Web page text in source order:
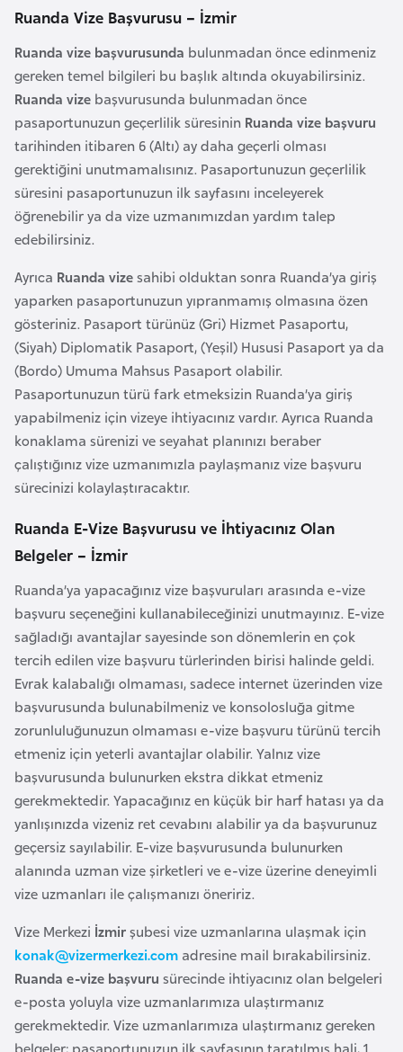
Ruanda Vize Başvurusu – İzmir
Ruanda vize başvurusunda bulunmadan önce edinmeniz
gereken temel bilgileri bu başlık altında okuyabilirsiniz.
Ruanda vize başvurusunda bulunmadan önce
pasaportunuzun geçerlilik süresinin Ruanda vize başvuru
tarihinden itibaren 6 (Altı) ay daha geçerli olması
gerektiğini unutmamalısınız. Pasaportunuzun geçerlilik
süresini pasaportunuzun ilk sayfasını inceleyerek
öğrenebilir ya da vize uzmanımızdan yardım talep
edebilirsiniz.
Ayrıca Ruanda vizesahibi olduktan sonra Ruanda’ya giriş
yaparken pasaportunuzun yıpranmamış olmasına özen
gösteriniz. Pasaport türünüz (Gri) Hizmet Pasaportu,
(Siyah) Diplomatik Pasaport, (Yeşil) Hususi Pasaport ya da
(Bordo) Umuma Mahsus Pasaport olabilir.
Pasaportunuzun türü fark etmeksizin Ruanda’ya giriş
yapabilmeniz için vizeye ihtiyacınız vardır. Ayrıca Ruanda
konaklama sürenizi ve seyahat planınızı beraber
çalıştığınız vize uzmanımızla paylaşmanız vize başvuru
sürecinizi kolaylaştıracaktır.
Ruanda E-Vize Başvurusu ve İhtiyacınız Olan
Belgeler – İzmir
Ruanda’ya yapacağınız vize başvuruları arasında e-vize
başvuru seçeneğini kullanabileceğinizi unutmayınız. E-vize
sağladığı avantajlar sayesinde son dönemlerin en çok
tercih edilen vize başvuru türlerinden birisi halinde geldi.
Evrak kalabalığı olmaması, sadece internet üzerinden vize
başvurusunda bulunabilmeniz ve konsolosluğa gitme
zorunluluğunuzun olmaması e-vize başvuru türünü tercih
etmeniz için yeterli avantajlar olabilir. Yalnız vize
başvurusunda bulunurken ekstra dikkat etmeniz
gerekmektedir. Yapacağınız en küçük bir harf hatası ya da
yanlışınızda vizeniz ret cevabını alabilir ya da başvurunuz
geçersiz sayılabilir. E-vize başvurusunda bulunurken
alanında uzman vize şirketleri ve e-vize üzerine deneyimli
vize uzmanları ile çalışmanızı öneririz.
Vize Merkezi İzmirşubesi vize uzmanlarına ulaşmak için
konak@vizermerkezi.com adresine mail bırakabilirsiniz.
Ruanda e-vize başvuru sürecinde ihtiyacınız olan belgeleri
e-posta yoluyla vize uzmanlarımıza ulaştırmanız
gerekmektedir. Vize uzmanlarımıza ulaştırmanız gereken
e
ç
i
k
a
B
e
n
i
n
B
o
s
n
a
H
e
r
e
k
B
u
l
g
a
r
i
s
t
a
n
B
u
r
k
i
n
a